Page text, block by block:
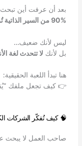
بعد أن عرفت أين
90% من السير الذاتية تُرفض قبل أن يراها إنسان.
ليس لأنك ضعيف…
بل لأنك لا تتحدث لغة
هنا تبدأ اللعبة الحقيقية:
👉 كيف تجعل ملفك
🧠 كيف تُفكّر الشركات
صاحب العمل لا يبحث